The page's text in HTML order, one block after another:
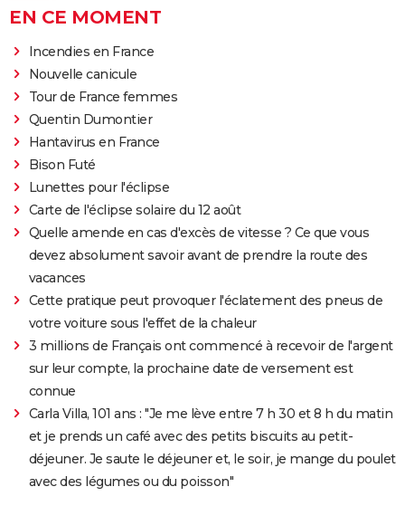
EN CE MOMENT
Incendies en France
Nouvelle canicule
Tour de France femmes
Quentin Dumontier
Hantavirus en France
Bison Futé
Lunettes pour l'éclipse
Carte de l'éclipse solaire du 12 août
Quelle amende en cas d'excès de vitesse ? Ce que vous
devez absolument savoir avant de prendre la route des
vacances
Cette pratique peut provoquer l'éclatement des pneus de
votre voiture sous l'effet de la chaleur
3 millions de Français ont commencé à recevoir de l'argent
sur leur compte, la prochaine date de versement est
connue
Carla Villa, 101 ans : "Je me lève entre 7 h 30 et 8 h du matin
et je prends un café avec des petits biscuits au petit-
déjeuner. Je saute le déjeuner et, le soir, je mange du poulet
avec des légumes ou du poisson"